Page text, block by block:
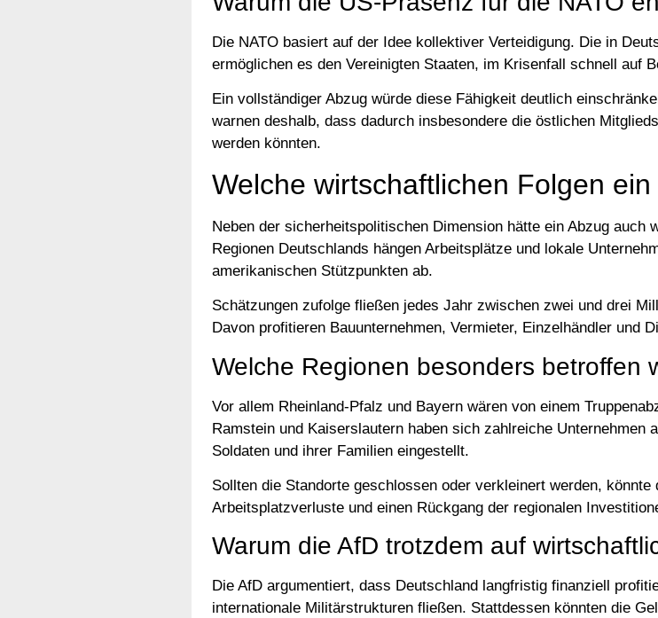
Die NATO basiert auf der Idee kollektiver Verteidigung. Die in
ermöglichen es den Vereinigten Staaten, im Krisenfall schnell auf
Ein vollständiger Abzug würde diese Fähigkeit deutlich
warnen deshalb, dass dadurch insbesondere die östlichen
werden könnten.
Welche wirtschaftlichen Folgen
Neben der sicherheitspolitischen Dimension hätte ein Abzug auch
Regionen Deutschlands hängen Arbeitsplätze und lokale
amerikanischen Stützpunkten ab.
Schätzungen zufolge fließen jedes Jahr zwischen zwei und drei
Davon profitieren Bauunternehmen, Vermieter, Einzelhändler und
Welche Regionen besonders betroffen
Vor allem Rheinland-Pfalz und Bayern wären von einem
Ramstein und Kaiserslautern haben sich zahlreiche Unternehmen
Soldaten und ihrer Familien eingestellt.
Sollten die Standorte geschlossen oder verkleinert werden,
Arbeitsplatzverluste und einen Rückgang der regionalen
Warum die AfD trotzdem auf
Die AfD argumentiert, dass Deutschland langfristig finanziell
internationale Militärstrukturen fließen. Stattdessen könnten die